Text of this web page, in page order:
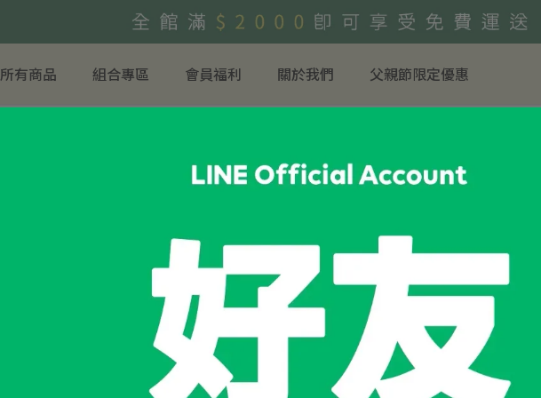
所有商品 組合專區 會員福利 關於我們 父親節限定優惠
搜尋 金銀花 結果共 6 筆